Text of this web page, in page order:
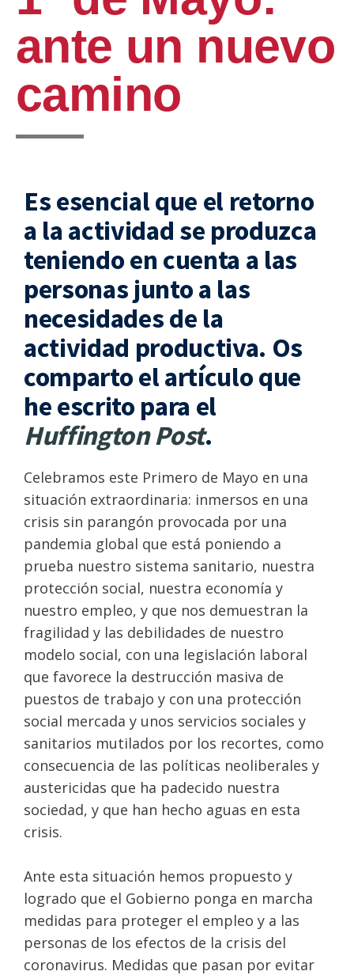
ante un nuevo
camino
Es esencial que el retorno
a la actividad se produzca
teniendo en cuenta a las
personas junto a las
necesidades de la
actividad productiva. Os
comparto el artículo que
he escrito para el
Huffington Post.
Celebramos este Primero de Mayo en una
situación extraordinaria: inmersos en una
crisis sin parangón provocada por una
pandemia global que está poniendo a
prueba nuestro sistema sanitario, nuestra
protección social, nuestra economía y
nuestro empleo, y que nos demuestran la
fragilidad y las debilidades de nuestro
modelo social, con una legislación laboral
que favorece la destrucción masiva de
puestos de trabajo y con una protección
social mercada y unos servicios sociales y
sanitarios mutilados por los recortes, como
consecuencia de las políticas neoliberales y
austericidas que ha padecido nuestra
sociedad, y que han hecho aguas en esta
crisis.
Ante esta situación hemos propuesto y
logrado que el Gobierno ponga en marcha
medidas para proteger el empleo y a las
personas de los efectos de la crisis del
coronavirus. Medidas que pasan por evitar